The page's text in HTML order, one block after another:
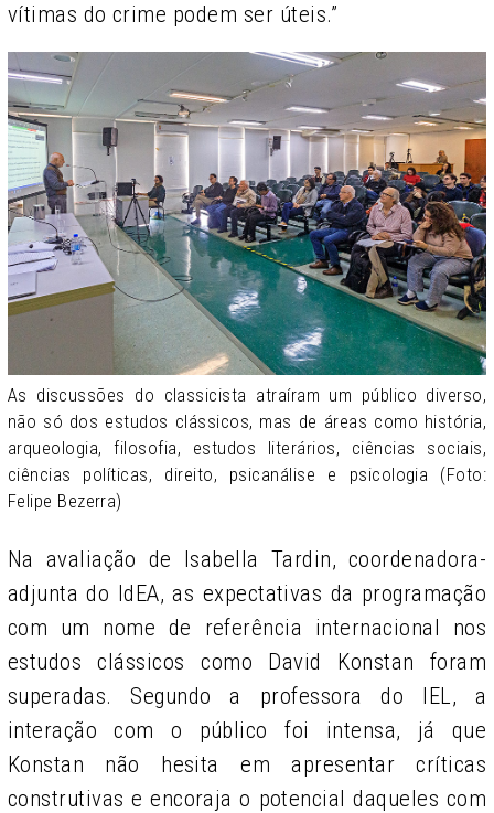
vítimas do crime podem ser úteis.”
As discussões do classicista atraíram um público diverso,
não só dos estudos clássicos, mas de áreas como história,
arqueologia, filosofia, estudos literários, ciências sociais,
ciências políticas, direito, psicanálise e psicologia (Foto:
Felipe Bezerra)
Na avaliação de Isabella Tardin, coordenadora-
adjunta do IdEA, as expectativas da programação
com um nome de referência internacional nos
estudos clássicos como David Konstan foram
superadas. Segundo a professora do IEL, a
interação com o público foi intensa, já que
Konstan não hesita em apresentar críticas
construtivas e encoraja o potencial daqueles com